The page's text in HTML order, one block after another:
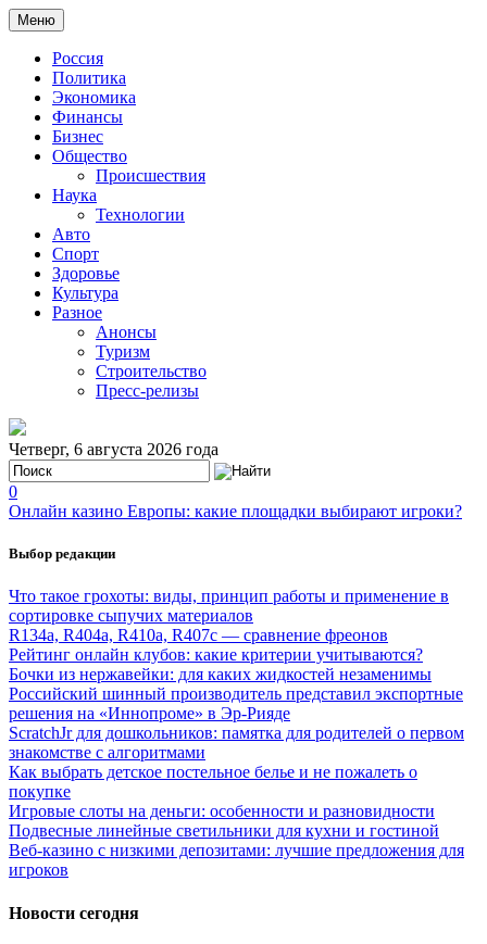
Меню
Россия
Политика
Экономика
Финансы
Бизнес
Общество
Происшествия
Наука
Технологии
Авто
Спорт
Здоровье
Культура
Разное
Анонсы
Туризм
Строительство
Пресс-релизы
Четверг, 6 августа 2026 года
0
Онлайн казино Европы: какие площадки выбирают игроки?
Выбор редакции
Что такое грохоты: виды, принцип работы и применение в
сортировке сыпучих материалов
R134a, R404a, R410a, R407c — сравнение фреонов
Рейтинг онлайн клубов: какие критерии учитываются?
Бочки из нержавейки: для каких жидкостей незаменимы
Российский шинный производитель представил экспортные
решения на «Иннопроме» в Эр-Рияде
ScratchJr для дошкольников: памятка для родителей о первом
знакомстве с алгоритмами
Как выбрать детское постельное белье и не пожалеть о
покупке
Игровые слоты на деньги: особенности и разновидности
Подвесные линейные светильники для кухни и гостиной
Веб-казино с низкими депозитами: лучшие предложения для
игроков
Новости сегодня